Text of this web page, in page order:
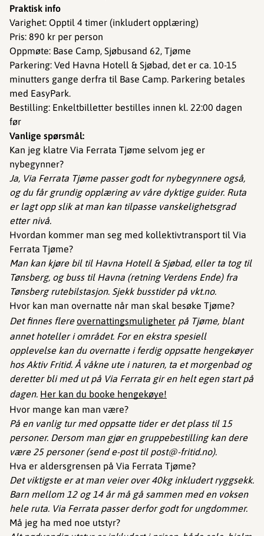
Praktisk info
Varighet: Opptil 4 timer (inkludert opplæring)
Pris: 890 kr per person
Oppmøte: Base Camp, Sjøbusand 62, Tjøme
Parkering: Ved Havna Hotell & Sjøbad, det er ca. 10-15
minutters gange derfra til Base Camp. Parkering betales
med EasyPark.
Bestilling: Enkeltbilletter bestilles innen kl. 22:00 dagen
før
Vanlige spørsmål:
Kan jeg klatre Via Ferrata Tjøme selvom jeg er
nybegynner?
Ja, Via Ferrata Tjøme passer godt for nybegynnere også,
og du får grundig opplæring av våre dyktige guider. Ruta
er lagt opp slik at man kan tilpasse vanskelighetsgrad
etter nivå.
Hvordan kommer man seg med kollektivtransport til Via
Ferrata Tjøme?
Man kan kjøre bil til Havna Hotell & Sjøbad, eller ta tog til
Tønsberg, og buss til Havna (retning Verdens Ende) fra
Tønsberg rutebilstasjon. Sjekk busstider på vkt.no.
Hvor kan man overnatte når man skal besøke Tjøme?
Det finnes flere overnattingsmuligheter på Tjøme, blant
annet hoteller i området. For en ekstra spesiell
opplevelse kan du overnatte i ferdig oppsatte hengekøyer
hos Aktiv Fritid. Å våkne ute i naturen, ta et morgenbad og
deretter bli med ut på Via Ferrata gir en helt egen start på
dagen. Her kan du booke hengekøye!
Hvor mange kan man være?
På en vanlig tur med oppsatte tider er det plass til 15
personer. Dersom man gjør en gruppebestilling kan dere
være 25 personer (send e-post til post@-fritid.no).
Hva er aldersgrensen på Via Ferrata Tjøme?
Det viktigste er at man veier over 40kg inkludert ryggsekk.
Barn mellom 12 og 14 år må gå sammen med en voksen
hele ruta. Via Ferrata passer derfor godt for ungdommer.
Må jeg ha med noe utstyr?